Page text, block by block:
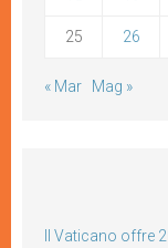
25 26
« Mar Mag »
Il Vaticano offre